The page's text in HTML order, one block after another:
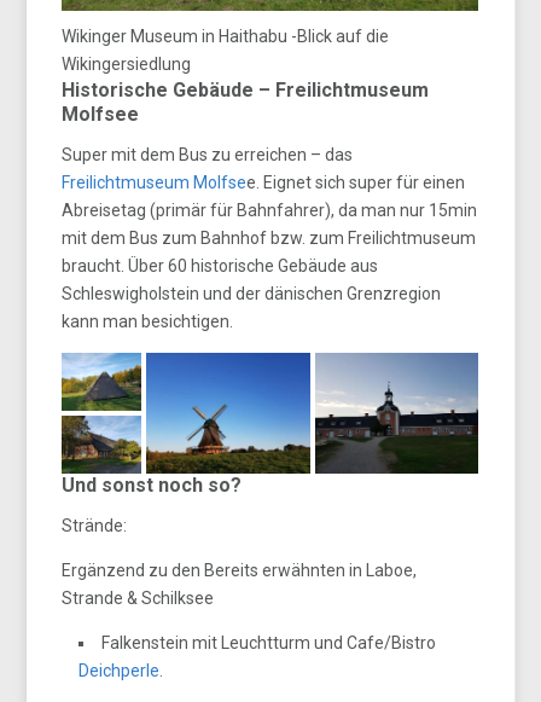
Wikinger Museum in Haithabu -Blick auf die
Wikingersiedlung
Historische Gebäude – Freilichtmuseum
Molfsee
Super mit dem Bus zu erreichen – das
Freilichtmuseum Molfsee. Eignet sich super für einen
Abreisetag (primär für Bahnfahrer), da man nur 15min
mit dem Bus zum Bahnhof bzw. zum Freilichtmuseum
braucht. Über 60 historische Gebäude aus
Schleswigholstein und der dänischen Grenzregion
kann man besichtigen.
Und sonst noch so?
Strände:
Ergänzend zu den Bereits erwähnten in Laboe,
Strande & Schilksee
Falkenstein mit Leuchtturm und Cafe/Bistro
Deichperle